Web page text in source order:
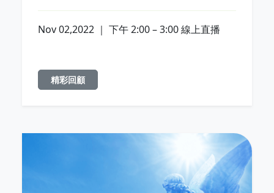
Nov 02,2022 ｜ 下午 2:00 – 3:00 線上直播
精彩回顧